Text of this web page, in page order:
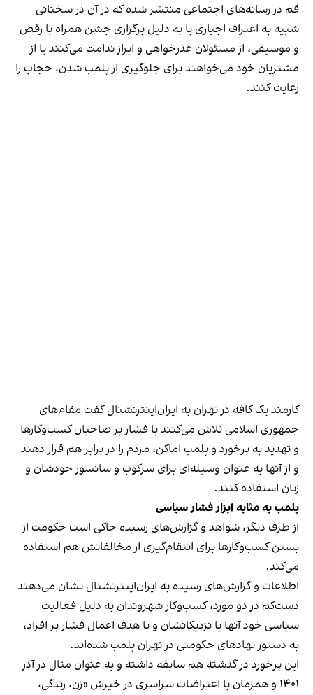
قم در رسانه‌های اجتماعی منتشر شده که در آن در سخنانی
شبیه به اعتراف اجباری یا به دلیل برگزاری جشن همراه با رقص
و موسیقی، از مسئولان عذرخواهی و ابراز ندامت می‌کنند یا از
مشتریان خود می‌خواهند برای جلوگیری از پلمب شدن، حجاب را
رعایت کنند.
کارمند یک کافه در تهران به ایران‌اینترنشنال گفت مقام‌های
جمهوری اسلامی تلاش می‌کنند با فشار بر صاحبان کسب‌وکارها
و تهدید به برخورد و پلمب اماکن، مردم را در برابر هم قرار دهند
و از آنها به عنوان وسیله‌ای برای سرکوب و سانسور خودشان و
زنان استفاده کنند.
پلمب به مثابه ابزار فشار سیاسی
از طرف دیگر، شواهد و گزارش‌های رسیده حاکی است حکومت از
بستن کسب‌وکارها برای انتقام‌گیری از مخالفانش هم استفاده
می‌کند.
اطلاعات و گزارش‌های رسیده به ایران‌اینترنشنال نشان می‌دهند
دست‌کم در دو مورد، کسب‌وکار شهروندان به دلیل فعالیت
سیاسی خود آنها یا نزدیکانشان و با هدف اعمال فشار بر افراد،
به دستور نهادهای حکومتی در تهران پلمب شده‌اند.
این برخورد در گذشته هم سابقه داشته و به عنوان مثال در آذر
۱۴۰۱ و همزمان با اعتراضات سراسری در خیزش «زن، زندگی،